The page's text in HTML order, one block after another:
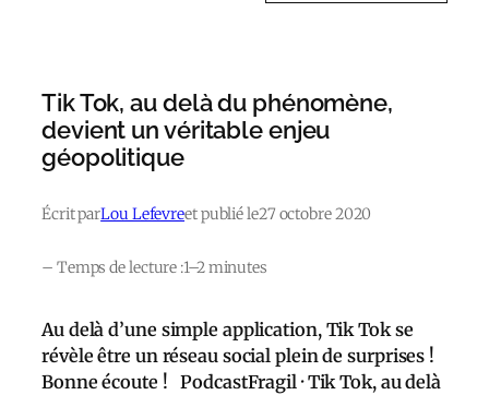
Tik Tok, au delà du phénomène,
devient un véritable enjeu
géopolitique
Écrit parLou Lefevreet publié le27 octobre 2020
– Temps de lecture :1–2 minutes
Au delà d’une simple application, Tik Tok se
révèle être un réseau social plein de surprises !
Bonne écoute ! PodcastFragil · Tik Tok, au delà